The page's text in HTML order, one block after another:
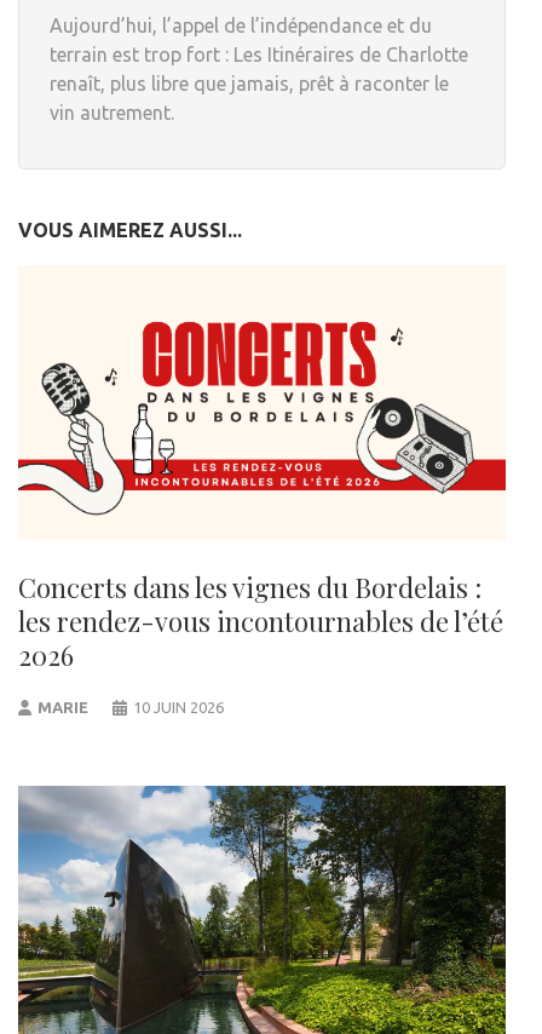
Aujourd’hui, l’appel de l’indépendance et du
terrain est trop fort : Les Itinéraires de Charlotte
renaît, plus libre que jamais, prêt à raconter le
vin autrement.
VOUS AIMEREZ AUSSI...
Concerts dans les vignes du Bordelais :
les rendez-vous incontournables de l’été
2026
MARIE 10 JUIN 2026